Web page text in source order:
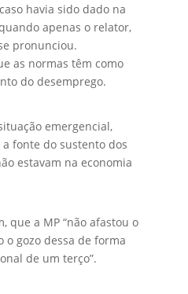
havia sido dado na
apenas o relator,
pronunciou.
as normas têm como
do desemprego.
emergencial,
fonte do sustento dos
estavam na economia
que a MP “não afastou o
gozo dessa de forma
de um terço”.